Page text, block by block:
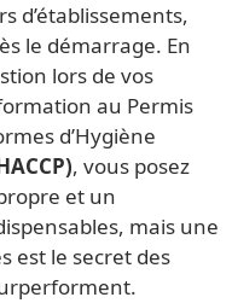
d’établissements,
le démarrage. En
lors de vos
au Permis
d’Hygiène
, vous posez
et un
mais une
est le secret des